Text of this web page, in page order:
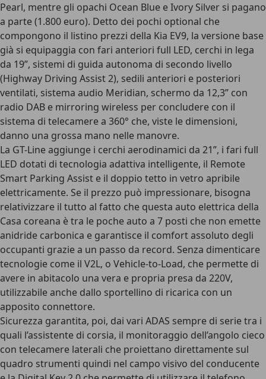
Pearl, mentre gli opachi Ocean Blue e Ivory Silver si pagano
a parte (1.800 euro). Detto dei pochi optional che
compongono il listino prezzi della Kia EV9, la versione base
già si equipaggia con fari anteriori full LED, cerchi in lega
da 19”, sistemi di guida autonoma di secondo livello
(Highway Driving Assist 2), sedili anteriori e posteriori
ventilati, sistema audio Meridian, schermo da 12,3” con
radio DAB e mirroring wireless per concludere con il
sistema di telecamere a 360° che, viste le dimensioni,
danno una grossa mano nelle manovre.
La GT-Line aggiunge i cerchi aerodinamici da 21”, i fari full
LED dotati di tecnologia adattiva intelligente, il Remote
Smart Parking Assist e il doppio tetto in vetro apribile
elettricamente. Se il prezzo può impressionare, bisogna
relativizzare il tutto al fatto che questa auto elettrica della
Casa coreana è tra le poche auto a 7 posti che non emette
anidride carbonica e garantisce il comfort assoluto degli
occupanti grazie a un passo da record. Senza dimenticare
tecnologie come il V2L, o Vehicle-to-Load, che permette di
avere in abitacolo una vera e propria presa da 220V,
utilizzabile anche dallo sportellino di ricarica con un
apposito connettore.
Sicurezza garantita, poi, dai vari ADAS sempre di serie tra i
quali l’assistente di corsia, il monitoraggio dell’angolo cieco
con telecamere laterali che proiettano direttamente sul
quadro strumenti quindi nel campo visivo del conducente